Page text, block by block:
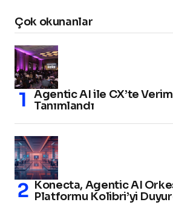
Çok okunanlar
Agentic AI ile CX’te
Tanımlandı
Konecta, Agentic AI
Platformu Kolibri’yi